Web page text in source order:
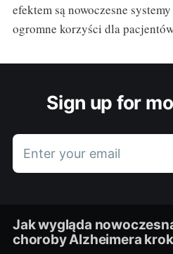
efektem są nowoczesne
ogromne korzyści dla
Sign up for
Enter your email
Jak wygląda
choroby Alzheimera